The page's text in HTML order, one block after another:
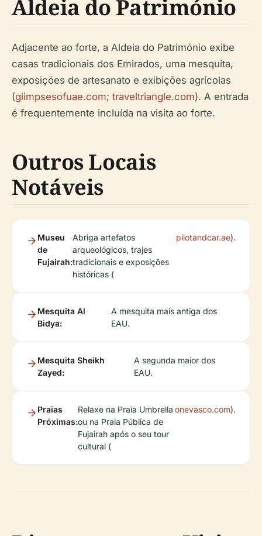
Aldeia do Património
Adjacente ao forte, a Aldeia do Património exibe
casas tradicionais dos Emirados, uma mesquita,
exposições de artesanato e exibições agrícolas
(glimpsesofuae.com; traveltriangle.com). A entrada
é frequentemente incluída na visita ao forte.
Outros Locais
Notáveis
Museu
de
Fujairah:
Abriga artefatos
arqueológicos, trajes
tradicionais e exposições
históricas (
pilotandcar.ae).
Mesquita Al
Bidya:
A mesquita mais antiga dos
EAU.
Mesquita Sheikh
Zayed:
A segunda maior dos
EAU.
Praias
Próximas:
Relaxe na Praia Umbrella
ou na Praia Pública de
Fujairah após o seu tour
cultural (
onevasco.com).